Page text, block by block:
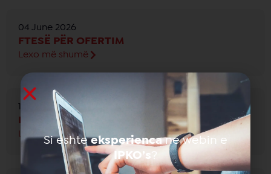
04 June 2026
FTESË PËR OFERTIM
Lexo më shumë
19 May 2026
FTESË PËR OFERTIM
Lexo më shumë
Si eshteeksperiencane webin e
IPKO’s?